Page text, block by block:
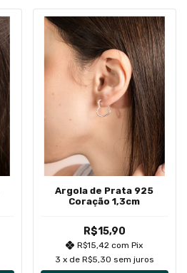
Argola de Prata 925
Coração 1,3cm
R$15,90
R$15,42com Pix
3 x de R$5,30 sem juros